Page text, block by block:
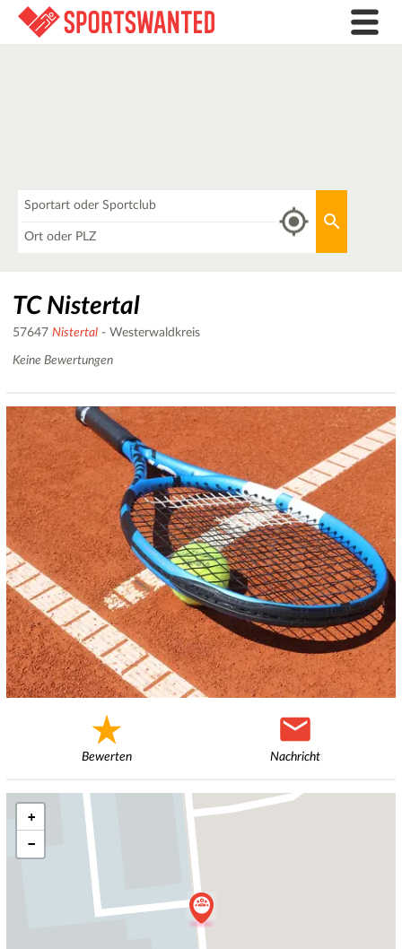
TC Nistertal
57647 Nistertal - Westerwaldkreis
Keine Bewertungen
Bewerten Nachricht
+
−